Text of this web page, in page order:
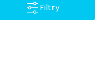
Filtry